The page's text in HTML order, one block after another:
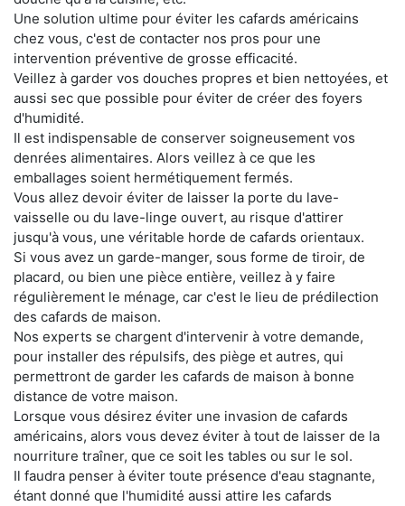
Une solution ultime pour éviter les cafards américains
chez vous, c'est de contacter nos pros pour une
intervention préventive de grosse efficacité.
Veillez à garder vos douches propres et bien nettoyées, et
aussi sec que possible pour éviter de créer des foyers
d'humidité.
Il est indispensable de conserver soigneusement vos
denrées alimentaires. Alors veillez à ce que les
emballages soient hermétiquement fermés.
Vous allez devoir éviter de laisser la porte du lave-
vaisselle ou du lave-linge ouvert, au risque d'attirer
jusqu'à vous, une véritable horde de cafards orientaux.
Si vous avez un garde-manger, sous forme de tiroir, de
placard, ou bien une pièce entière, veillez à y faire
régulièrement le ménage, car c'est le lieu de prédilection
des cafards de maison.
Nos experts se chargent d'intervenir à votre demande,
pour installer des répulsifs, des piège et autres, qui
permettront de garder les cafards de maison à bonne
distance de votre maison.
Lorsque vous désirez éviter une invasion de cafards
américains, alors vous devez éviter à tout de laisser de la
nourriture traîner, que ce soit les tables ou sur le sol.
Il faudra penser à éviter toute présence d'eau stagnante,
étant donné que l'humidité aussi attire les cafards